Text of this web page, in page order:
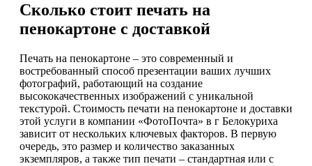
Сколько стоит печать на
пенокартоне с доставкой
Печать на пенокартоне – это современный и
востребованный способ презентации ваших лучших
фотографий, работающий на создание
высококачественных изображений с уникальной
текстурой. Стоимость печати на пенокартоне и доставки
этой услуги в компании «ФотоПочта» в г Белокуриха
зависит от нескольких ключевых факторов. В первую
очередь, это размер и количество заказанных
экземпляров, а также тип печати – стандартная или с